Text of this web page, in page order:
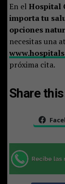
En el Hospital
importa tu
opciones
necesitas una
próxima cita.
Share